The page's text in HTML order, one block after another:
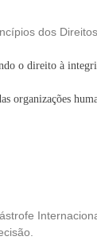
dos
o direito à
organizações